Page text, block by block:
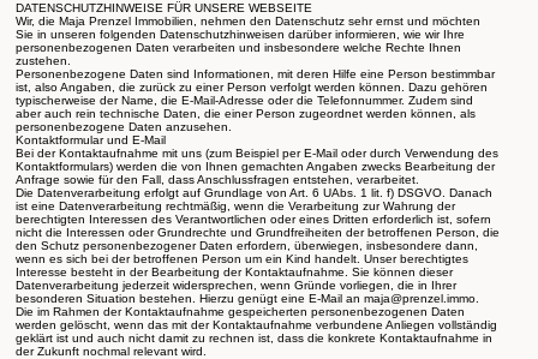
DATENSCHUTZHINWEISE FÜR UNSERE WEBSEITE
Wir, die Maja Prenzel Immobilien, nehmen den Datenschutz sehr ernst und möchten
Sie in unseren folgenden Datenschutzhinweisen darüber informieren, wie wir Ihre
personenbezogenen Daten verarbeiten und insbesondere welche Rechte Ihnen
zustehen.
Personenbezogene Daten sind Informationen, mit deren Hilfe eine Person bestimmbar
ist, also Angaben, die zurück zu einer Person verfolgt werden können. Dazu gehören
typischerweise der Name, die E-Mail-Adresse oder die Telefonnummer. Zudem sind
aber auch rein technische Daten, die einer Person zugeordnet werden können, als
personenbezogene Daten anzusehen.
Kontaktformular und E-Mail
Bei der Kontaktaufnahme mit uns (zum Beispiel per E-Mail oder durch Verwendung des
Kontaktformulars) werden die von Ihnen gemachten Angaben zwecks Bearbeitung der
Anfrage sowie für den Fall, dass Anschlussfragen entstehen, verarbeitet.
Die Datenverarbeitung erfolgt auf Grundlage von Art. 6 UAbs. 1 lit. f) DSGVO. Danach
ist eine Datenverarbeitung rechtmäßig, wenn die Verarbeitung zur Wahrung der
berechtigten Interessen des Verantwortlichen oder eines Dritten erforderlich ist, sofern
nicht die Interessen oder Grundrechte und Grundfreiheiten der betroffenen Person, die
den Schutz personenbezogener Daten erfordern, überwiegen, insbesondere dann,
wenn es sich bei der betroffenen Person um ein Kind handelt. Unser berechtigtes
Interesse besteht in der Bearbeitung der Kontaktaufnahme. Sie können dieser
Datenverarbeitung jederzeit widersprechen, wenn Gründe vorliegen, die in Ihrer
besonderen Situation bestehen. Hierzu genügt eine E-Mail an maja@prenzel.immo.
Die im Rahmen der Kontaktaufnahme gespeicherten personenbezogenen Daten
werden gelöscht, wenn das mit der Kontaktaufnahme verbundene Anliegen vollständig
geklärt ist und auch nicht damit zu rechnen ist, dass die konkrete Kontaktaufnahme in
der Zukunft nochmal relevant wird.